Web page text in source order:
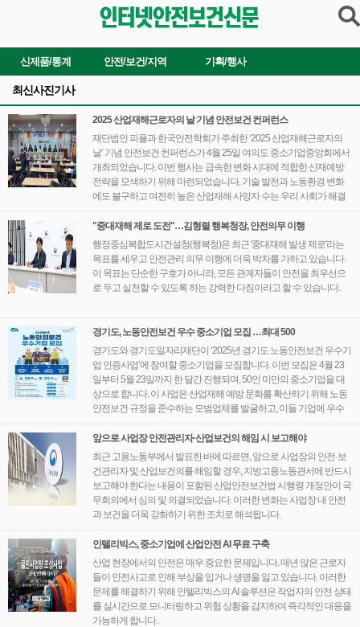
신제품/통계 안전/보건/지역 기획/행사
최신사진기사
2025 산업재해근로자의 날 기념 안전보건 컨퍼런스
재단법인 피플과 한국안전학회가 주최한 ‘2025 산업재해근로자의
날’ 기념 안전보건 컨퍼런스가 4월 25일 여의도 중소기업중앙회에서
개최되었습니다. 이번 행사는 급속한 변화 시대에 적합한 산재예방
전략을 모색하기 위해 마련되었습니다. 기술 발전과 노동환경 변화
에도 불구하고 여전히 높은 산업재해 사망자 수는 우리 사회가 해결
"중대재해 제로 도전"…김형렬 행복청장, 안전의무 이행
행정중심복합도시건설청(행복청)은 최근 '중대재해 발생 제로'라는
목표를 세우고 안전관리 의무 이행에 더욱 박차를 가하고 있습니다.
이 목표는 단순한 구호가 아니라, 모든 관계자들이 안전을 최우선으
로 두고 실천할 수 있도록 하는 강력한 다짐이라고 할 수 있습니다.
경기도, 노동안전보건 우수 중소기업 모집 …최대 500
경기도와 경기도일자리재단이 ‘2025년 경기도 노동안전보건 우수기
업 인증사업’에 참여할 중소기업을 모집합니다. 이번 모집은 4월 23
일부터 5월 23일까지 한 달간 진행되며, 50인 미만의 중소기업을 대
상으로 합니다. 이 사업은 산업재해 예방 문화를 확산하기 위해 노동
안전보건 규정을 준수하는 모범업체를 발굴하고, 이들 기업에 우수
앞으로 사업장 안전관리자·산업보건의 해임 시 보고해야
최근 고용노동부에서 발표한 바에 따르면, 앞으로 사업장의 안전·보
건관리자 및 산업보건의를 해임할 경우, 지방고용노동관서에 반드시
보고해야 한다는 내용이 포함된 산업안전보건법 시행령 개정안이 국
무회의에서 심의 및 의결되었습니다. 이러한 변화는 사업장 내 안전
과 보건을 더욱 강화하기 위한 조치로 해석됩니다.
인텔리빅스, 중소기업에 산업안전 AI 무료 구축
산업 현장에서의 안전은 매우 중요한 문제입니다. 매년 많은 근로자
들이 안전사고로 인해 부상을 입거나 생명을 잃고 있습니다. 이러한
문제를 해결하기 위해 인텔리빅스의 AI 솔루션은 작업자의 안전 상태
를 실시간으로 모니터링하고 위험 상황을 감지하여 즉각적인 대응을
가능하게 합니다.